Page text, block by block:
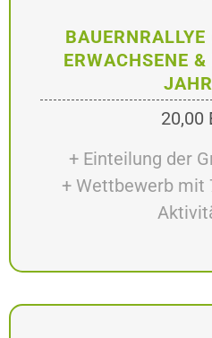
ERWACHSENE
20,00
+ Einteilung der
+ Wettbewerb mit